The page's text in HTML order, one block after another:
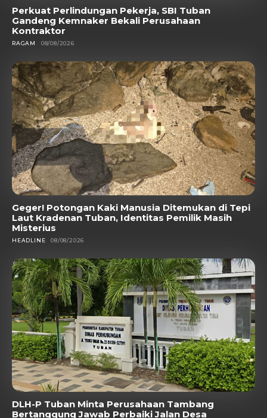
Perkuat Perlindungan Pekerja, SBI Tuban
Gandeng Kemnaker Bekali Perusahaan
Kontraktor
RAGAM 08/08/2026
Geger! Potongan Kaki Manusia Ditemukan di Tepi
Laut Kradenan Tuban, Identitas Pemilik Masih
Misterius
HEADLINE 08/08/2026
DLH-P Tuban Minta Perusahaan Tambang
Bertanggung Jawab Perbaiki Jalan Desa